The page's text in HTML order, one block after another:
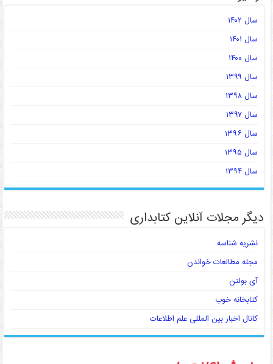
سال ۱۴۰۲
سال ۱۴۰۱
سال ۱۴۰۰
سال ۱۳۹۹
سال ۱۳۹۸
سال ۱۳۹۷
سال ۱۳۹۶
سال ۱۳۹۵
سال ۱۳۹۴
دیگر مجلات آنلاین کتابداری
نشریه شناسه
مجله مطالعات خواندن
آی بولتن
کتابخانه خوب
کانال اخبار بین المللی علم اطلاعات